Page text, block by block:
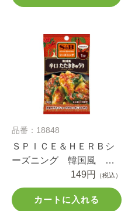
品番：18848
ＳＰＩＣＥ＆ＨＥＲＢシ
ーズニング 韓国風 辛
口 たたききゅうり １
２ｇ
149円 （税込）
カートに入れる